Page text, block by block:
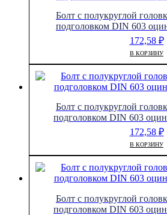
Болт с полукруглой
подголовком DIN 603
172,58 ₽
В КОРЗИНУ
Болт с полукруглой
подголовком DIN 603
172,58 ₽
В КОРЗИНУ
Болт с полукруглой
подголовком DIN 603